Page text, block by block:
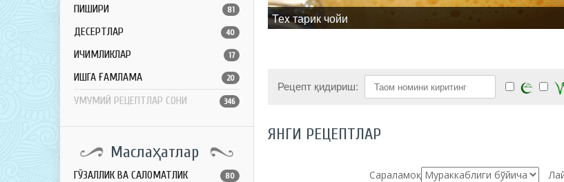
ПИШИРИҚ 81
ДЕСЕРТЛАР 40
ИЧИМЛИКЛАР 17
ҚИШГА ҒАМЛАМА 20
УМУМИЙ РЕЦЕПТЛАР СОНИ 346
Маслаҳатлар
ГЎЗАЛЛИК ВА САЛОМАТЛИК 80
Теx тарик чойи
Рецепт қидириш:
ЯНГИ РЕЦЕПТЛАР
Сараламоқ: